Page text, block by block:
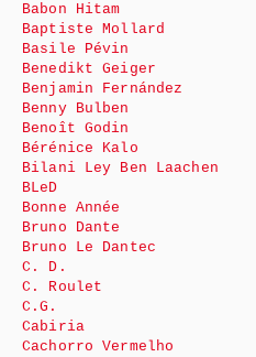
Babon Hitam
Baptiste Mollard
Basile Pévin
Benedikt Geiger
Benjamin Fernández
Benny Bulben
Benoît Godin
Bérénice Kalo
Bilani Ley Ben Laachen
BLeD
Bonne Année
Bruno Dante
Bruno Le Dantec
C. D.
C. Roulet
C.G.
Cabiria
Cachorro Vermelho